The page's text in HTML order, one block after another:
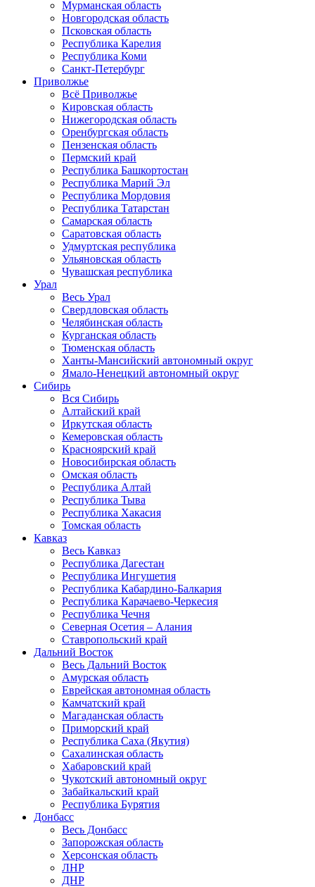
Мурманская область
Новгородская область
Псковская область
Республика Карелия
Республика Коми
Санкт-Петербург
Приволжье
Всё Приволжье
Кировская область
Нижегородская область
Оренбургская область
Пензенская область
Пермский край
Республика Башкортостан
Республика Марий Эл
Республика Мордовия
Республика Татарстан
Самарская область
Саратовская область
Удмуртская республика
Ульяновская область
Чувашская республика
Урал
Весь Урал
Свердловская область
Челябинская область
Курганская область
Тюменская область
Ханты-Мансийский автономный округ
Ямало-Ненецкий автономный округ
Сибирь
Вся Сибирь
Алтайский край
Иркутская область
Кемеровская область
Красноярский край
Новосибирская область
Омская область
Республика Алтай
Республика Тыва
Республика Хакасия
Томская область
Кавказ
Весь Кавказ
Республика Дагестан
Республика Ингушетия
Республика Кабардино-Балкария
Республика Карачаево-Черкесия
Республика Чечня
Северная Осетия – Алания
Ставропольский край
Дальний Восток
Весь Дальний Восток
Амурская область
Еврейская автономная область
Камчатский край
Магаданская область
Приморский край
Республика Саха (Якутия)
Сахалинская область
Хабаровский край
Чукотский автономный округ
Забайкальский край
Республика Бурятия
Донбасс
Весь Донбасс
Запорожская область
Херсонская область
ЛНР
ДНР